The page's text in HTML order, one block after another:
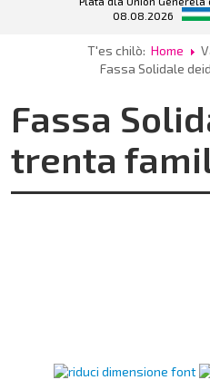
08.08.2026
T'es chilò: Home
Fassa Solidale
Fassa
trenta